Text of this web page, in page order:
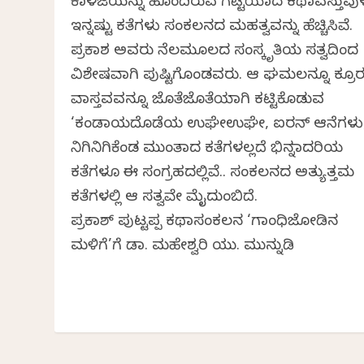
ಇನ್ನಷ್ಟು ಕತೆಗಳು ಸಂಕಲನದ ಮಹತ್ವವನ್ನು ಹೆಚ್ಚಿಸಿವೆ.
ಪ್ರಕಾಶ ಅವರು ನೆಲಮೂಲದ ಸಂಸ್ಕೃತಿಯ ಸತ್ವದಿಂದ
ವಿಶೇಷವಾಗಿ ಪುಷ್ಟಿಗೊಂಡವರು. ಆ ಘಮಲನ್ನೂ ಕ್ರೂರ
ವಾಸ್ತವವನ್ನೂ ಜೊತೆಜೊತೆಯಾಗಿ ಕಟ್ಟಿಕೊಡುವ
‘ಕಂಡಾಯದೊಡೆಯ ಉಘೇಉಘೇ, ಐರನ್
ನಿಗಿನಿಗಿಕೆಂಡ ಮುಂತಾದ ಕತೆಗಳಲ್ಲದೆ ಭಿನ್ನಮಾದರಿಯ
ಕತೆಗಳೂ ಈ ಸಂಗ್ರಹದಲ್ಲಿವೆ.. ಸಂಕಲನದ ಅತ್ಯುತ್ತಮ
ಕತೆಗಳಲ್ಲಿ ಆ ಸತ್ವವೇ ಮೈದುಂಬಿದೆ.
ಪ್ರಕಾಶ್‌ ಪುಟ್ಟಪ್ಪ ಕಥಾಸಂಕಲನ ‘ಗಾಂಧಿಜೋಡಿನ
ಮಳಿಗೆ’ಗೆ ಡಾ. ಮಹೇಶ್ವರಿ ಯು. ಮುನ್ನುಡಿ